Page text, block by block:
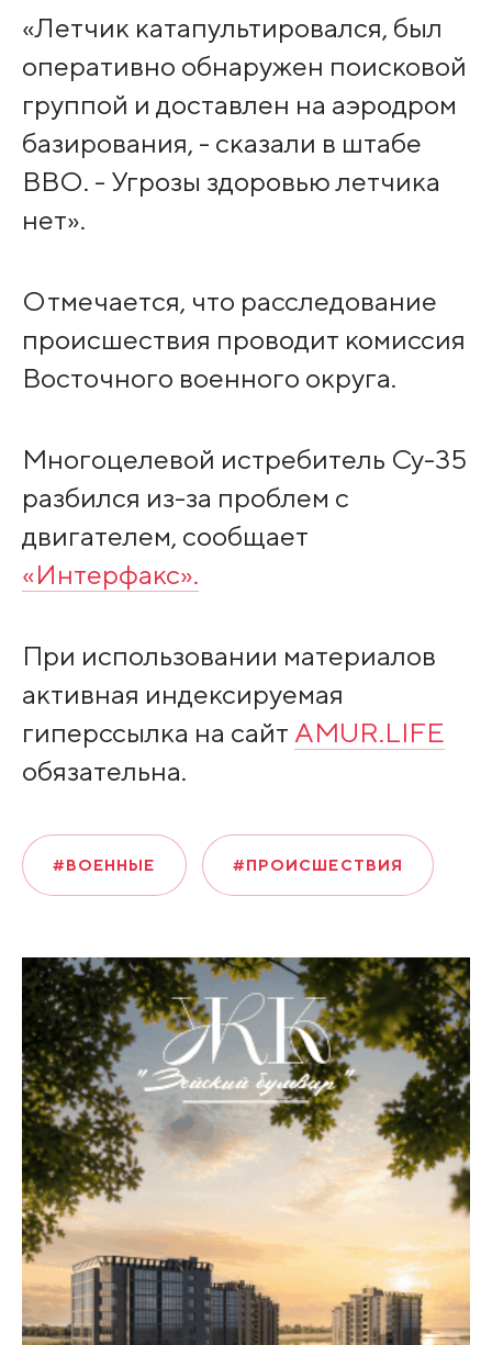
«Летчик катапультировался, был
оперативно обнаружен поисковой
группой и доставлен на аэродром
базирования, - сказали в штабе
ВВО. - Угрозы здоровью летчика
нет».
Отмечается, что расследование
происшествия проводит комиссия
Восточного военного округа.
Многоцелевой истребитель Су-35
разбился из-за проблем с
двигателем, сообщает
«Интерфакс».
При использовании материалов
активная индексируемая
гиперссылка на сайт AMUR.LIFE
обязательна.
#ВОЕННЫЕ #ПРОИСШЕСТВИЯ